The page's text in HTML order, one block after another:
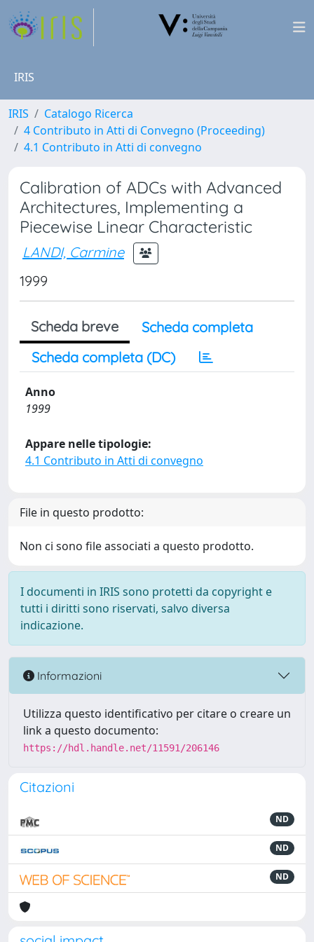
IRIS
IRIS
Catalogo Ricerca
4 Contributo in Atti di Convegno (Proceeding)
4.1 Contributo in Atti di convegno
Calibration of ADCs with Advanced
Architectures, Implementing a
Piecewise Linear Characteristic
LANDI, Carmine
1999
Scheda breve
Scheda completa
Scheda completa (DC)
Anno
1999
Appare nelle tipologie:
4.1 Contributo in Atti di convegno
File in questo prodotto:
Non ci sono file associati a questo prodotto.
I documenti in IRIS sono protetti da copyright e
tutti i diritti sono riservati, salvo diversa
indicazione.
Informazioni
Utilizza questo identificativo per citare o creare un
link a questo documento:
https://hdl.handle.net/11591/206146
Citazioni
ND
ND
ND